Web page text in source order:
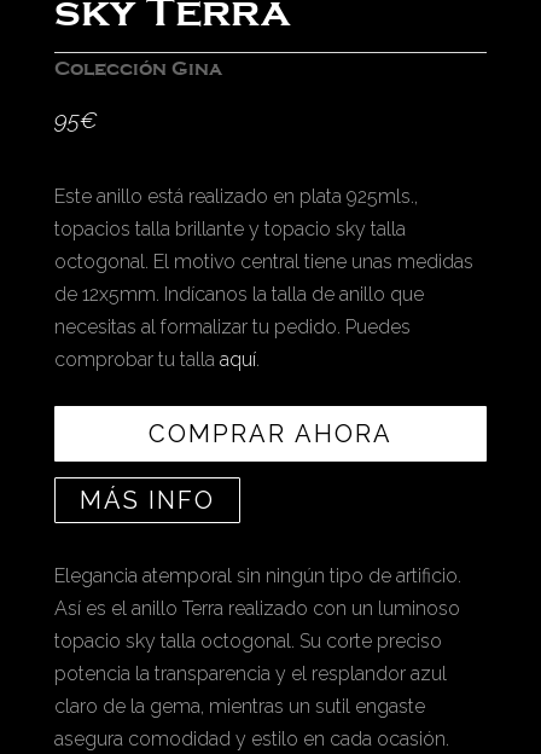
sky Terra
Colección Gina
95€
Este anillo está realizado en plata 925mls.,
topacios talla brillante y topacio sky talla
octogonal. El motivo central tiene unas medidas
de 12x5mm. Indícanos la talla de anillo que
necesitas al formalizar tu pedido. Puedes
comprobar tu talla aquí.
COMPRAR AHORA
MÁS INFO
Elegancia atemporal sin ningún tipo de artificio.
Así es el anillo Terra realizado con un luminoso
topacio sky talla octogonal. Su corte preciso
potencia la transparencia y el resplandor azul
claro de la gema, mientras un sutil engaste
asegura comodidad y estilo en cada ocasión.